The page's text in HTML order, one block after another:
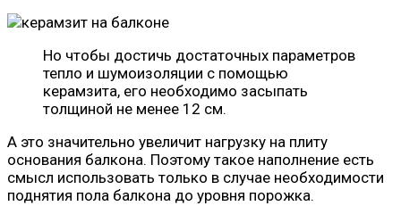
Но чтобы достичь достаточных параметров
тепло и шумоизоляции с помощью
керамзита, его необходимо засыпать
толщиной не менее 12 см.
А это значительно увеличит нагрузку на плиту
основания балкона. Поэтому такое наполнение есть
смысл использовать только в случае необходимости
поднятия пола балкона до уровня порожка.